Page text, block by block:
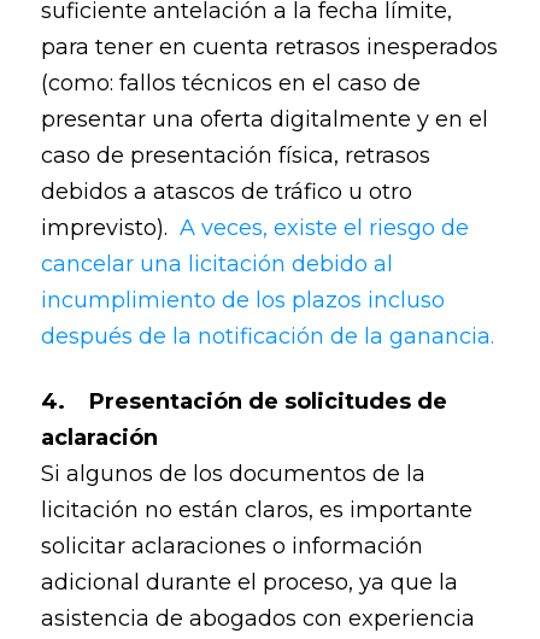
suficiente antelación a la fecha límite,
para tener en cuenta retrasos inesperados
(como: fallos técnicos en el caso de
presentar una oferta digitalmente y en el
caso de presentación física, retrasos
debidos a atascos de tráfico u otro
imprevisto). A veces, existe el riesgo de
cancelar una licitación debido al
incumplimiento de los plazos incluso
después de la notificación de la ganancia.
4. Presentación de solicitudes de
aclaración
Si algunos de los documentos de la
licitación no están claros, es importante
solicitar aclaraciones o información
adicional durante el proceso, ya que la
asistencia de abogados con experiencia